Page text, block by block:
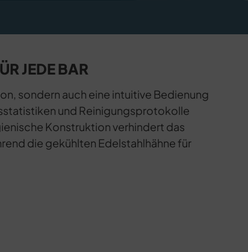
JEDE BAR
sondern auch eine intuitive Bedienung
und Reinigungsprotokolle
Konstruktion verhindert das
die gekühlten Edelstahlhähne für